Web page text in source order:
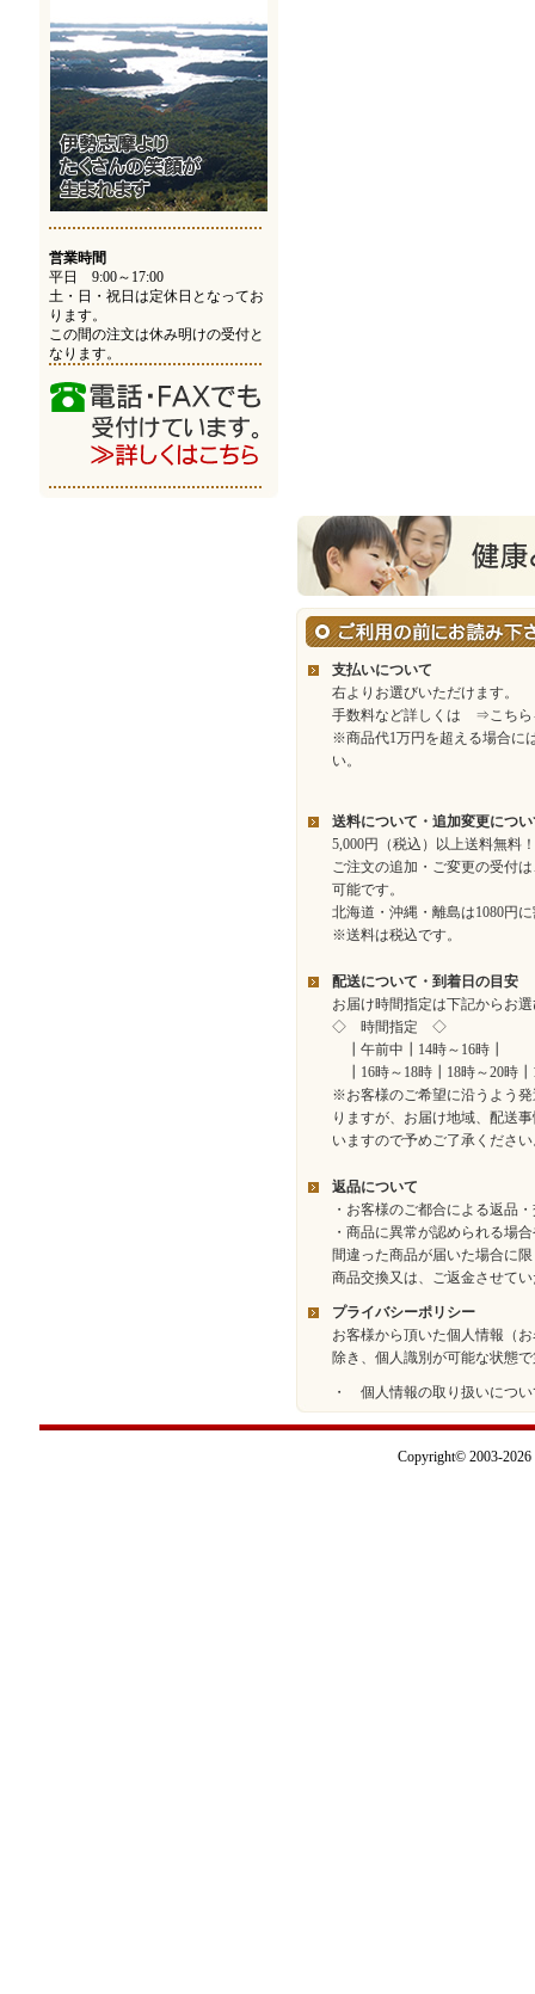
営業時間
平日 9:00～17:00
土・日・祝日は定休日となってお
ります。
この間の注文は休み明けの受付と
なります。
支払いについて
右よりお選びいただけます。
手数料など詳しくは ⇒こちら
※商品代1万円を超える場合に
い。
送料について・追加変更につい
5,000円（税込）以上送料無料！
ご注文の追加・ご変更の受付
可能です。
北海道・沖縄・離島は1080円
※送料は税込です。
配送について・到着日の目安
お届け時間指定は下記からお
◇ 時間指定 ◇
┃午前中┃14時～16時┃
┃16時～18時┃18時～20時
※お客様のご希望に沿うよう
りますが、お届け地域、配送
いますので予めご了承ください
返品について
・お客様のご都合による返品
・商品に異常が認められる場
間違った商品が届いた場合に
商品交換又は、ご返金させて
プライバシーポリシー
お客様から頂いた個人情報（
除き、個人識別が可能な状態
・ 個人情報の取り扱いについ
Copyright© 2003-2026